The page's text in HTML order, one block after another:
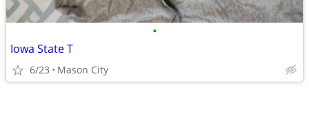
•
Iowa State T
6/23 Mason City